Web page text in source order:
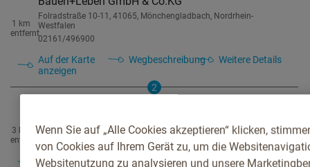
Folradstraße 10-11, 41065, Mönchengladbach, Nordrhein-
Westfalen
02161/496900
1 km
entfernt
Auf der Karte
anzeigen
Wegbeschreibung Weitere Details
2
02161/992880
3 km
entfernt
Auf der Karte
Wegbeschreibung Weitere Details
Wenn Sie auf „Alle Cookies akzeptieren“ klicken,
von Cookies auf Ihrem Gerät zu, um die
Websitenutzung zu analysieren und unsere